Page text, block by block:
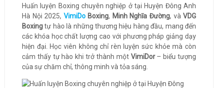
Huấn luyện Boxing chuyên nghiệp ở tại Huyện Đông Anh
Hà Nội 2025, VimiDoBoxing, Minh Nghĩa Đường, vàVDG
Boxingtự hào là những thương hiệu hàng đầu, mang đến
các khóa học chất lượng cao với phương pháp giảng dạy
hiện đại. Học viên không chỉ rèn luyện sức khỏe mà còn
cảm thấy tự hào khi trở thành một VimiDor– biểu tượng
của sự chăm chỉ, thông minh và tỏa sáng.